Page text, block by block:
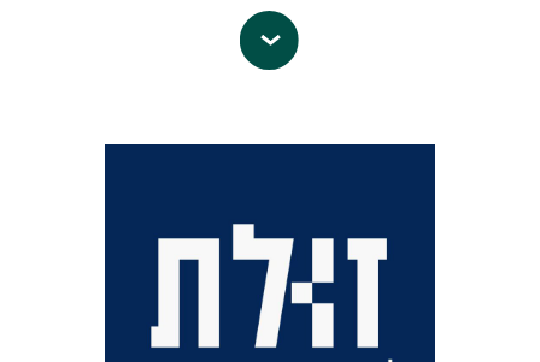
כלים אפקטיביים להשמיע את קולו.
כתובת אי-מייל: info@bfree.org.il
רופאים לזכויות אדם מאמינים שאפשר
וצריך לפעול למען הקהילות השונות –
במפעלים ובגינות הציבוריות – אזרחים,
ופליטים – כולם זקוקים לשיוויון, צדק,
חירות ובריאות.
מול מטופלים המפקידים את בריאותם
וחייהם בידי המערכות המטפלות, מתוך